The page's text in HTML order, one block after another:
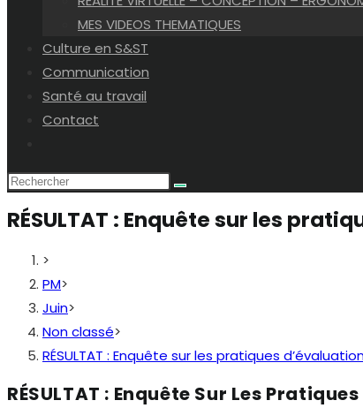
MES VIDEOS THEMATIQUES
Culture en S&ST
Communication
Santé au travail
Contact
search
RÉSULTAT : Enquête sur les
>
PM>
Juin>
Non classé>
RÉSULTAT : Enquête sur les pratiques
RÉSULTAT : Enquête Sur Les